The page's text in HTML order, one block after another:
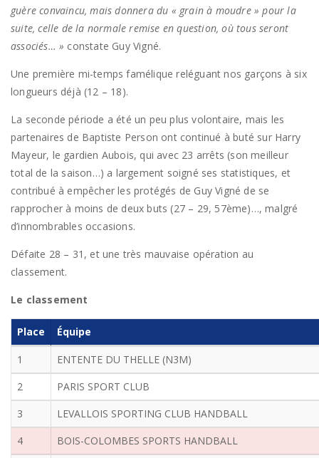
guère convaincu, mais donnera du « grain à moudre » pour la
suite, celle de la normale remise en question, où tous seront
associés… » constate Guy Vigné.
Une première mi-temps famélique reléguant nos garçons à six
longueurs déjà (12 – 18).
La seconde période a été un peu plus volontaire, mais les
partenaires de Baptiste Person ont continué à buté sur Harry
Mayeur, le gardien Aubois, qui avec 23 arrêts (son meilleur
total de la saison…) a largement soigné ses statistiques, et
contribué à empêcher les protégés de Guy Vigné de se
rapprocher à moins de deux buts (27 – 29, 57ème)…, malgré
d’innombrables occasions.
Défaite 28 – 31, et une très mauvaise opération au
classement.
Le classement
Place Équipe
1
ENTENTE DU THELLE (N3M)
2
PARIS SPORT CLUB
3
LEVALLOIS SPORTING CLUB HANDBALL
4
BOIS-COLOMBES SPORTS HANDBALL